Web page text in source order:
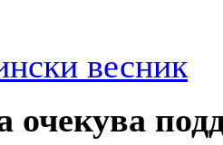
весник
очекува